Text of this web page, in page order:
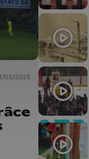
03/2025